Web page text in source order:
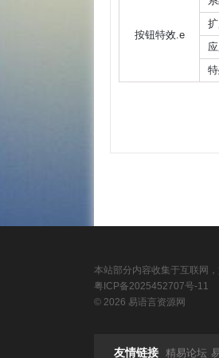
按钮特效.e
本站部分内容收集于互联网
粤ICP备2025452707号-11
© 2026 易语言资源网
友情链接 精易论坛